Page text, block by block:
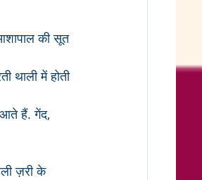
की सूत
थाली में होती
आते हैं. गेंद,
ज़री के